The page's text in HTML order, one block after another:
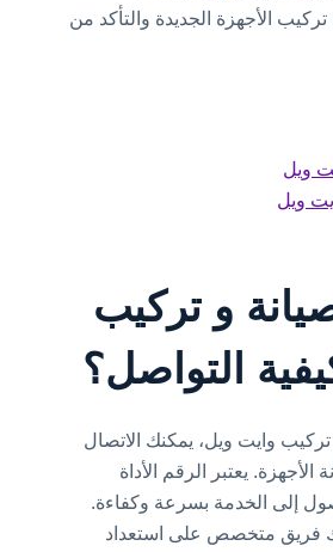
الأجهزة الجديدة والتأكد من
ويل
ويل
و تركيب
التواصل؟
وايت ويل، يمكنك الاتصال
يعتبر الرقم الأداة
إلى الخدمة بسرعة وكفاءة.
فريق متخصص على استعداد